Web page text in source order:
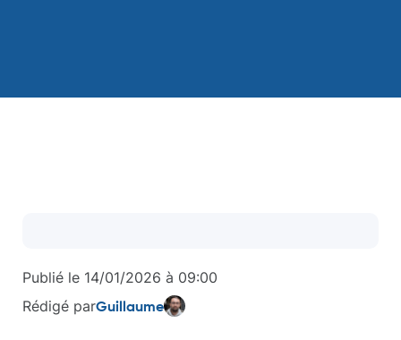
Publié le 14/01/2026 à 09:00
Rédigé parGuillaume